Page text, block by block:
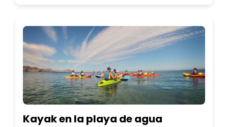
Kayak en la playa de agua